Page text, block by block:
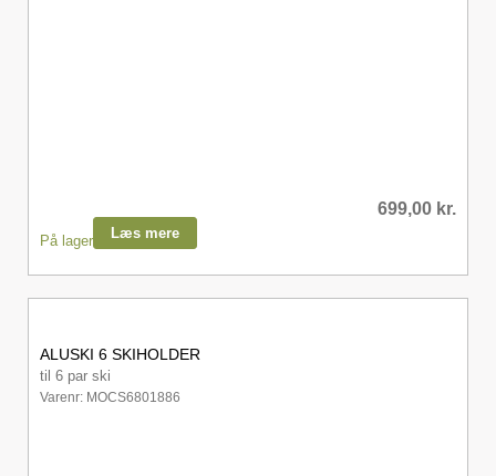
699,00 kr.
På lager Læs mere
ALUSKI 6 SKIHOLDER
til 6 par ski
Varenr: MOCS6801886